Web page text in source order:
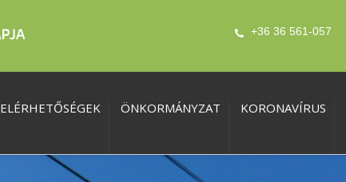
+36 36 561-057
ELÉRHETŐSÉGEK ÖNKORMÁNYZAT KORONAVÍRUS